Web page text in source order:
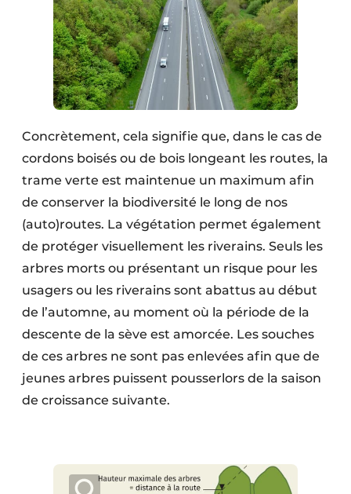
Concrètement, cela signifie que, dans le cas de
cordons boisés ou de bois longeant les routes, la
trame verte est maintenue un maximum afin
de conserver la biodiversité le long de nos
(auto)routes. La végétation permet également
de protéger visuellement les riverains. Seuls les
arbres morts ou présentant un risque pour les
usagers ou les riverains sont abattus au début
de l’automne, au moment où la période de la
descente de la sève est amorcée. Les souches
de ces arbres ne sont pas enlevées afin que de
jeunes arbres puissent pousserlors de la saison
de croissance suivante.